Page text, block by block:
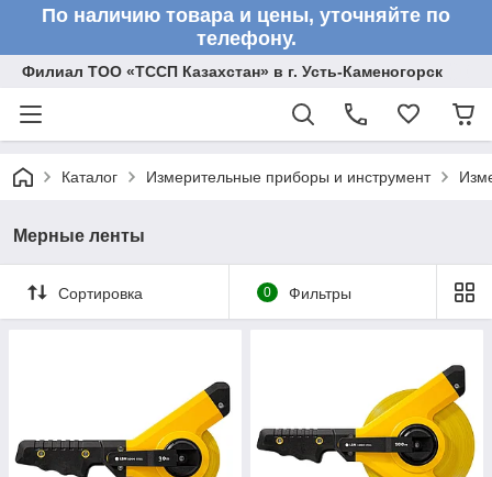
По наличию товара и цены, уточняйте по
телефону.
Филиал ТОО «ТССП Казахстан» в г. Усть-Каменогорск
Каталог Измерительные приборы и инструмент
Мерные ленты
Сортировка 0 Фильтры